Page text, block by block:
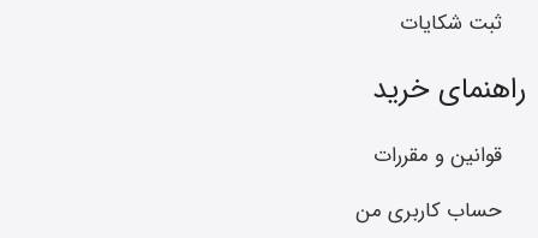
ثبت شکایات
راهنمای خرید
قوانین و مقررات
حساب کاربری من